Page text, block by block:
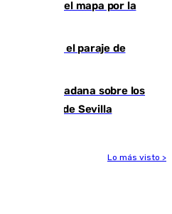
cruzando el mapa por la
forestal en el paraje de
ciudadana sobre los
de Sevilla
Lo más visto >